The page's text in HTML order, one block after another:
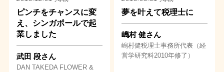
ピンチをチャンスに変
え、シンガポールで起
業しました
武田 段さん
DAN TAKEDA FLOWER &
夢を叶えて税理士に
嶋村 健さん
嶋村健税理士事務所代表（経
営学研究科2010年修了）